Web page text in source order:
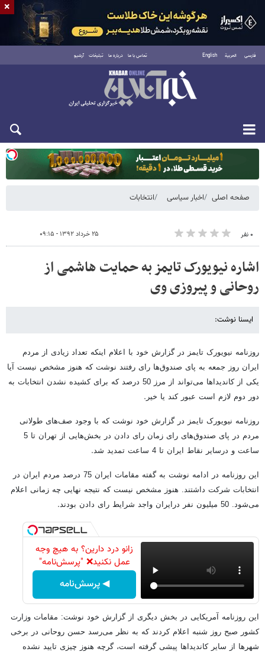
فارسی العربية English تماس با ما درباره ما تبلیغات آرشیو
یکشنبه ۱۸ مرداد ۱۴۰۵
صفحه اصلی اخبار سیاسی انتخابات
۰ نفر ۲۵ خرداد ۱۳۹۲ - ۰۹:۱۵
اشاره نیویورک تایمز به حمایت هاشمی از
روحانی و پیروزی وی
ایسنا نوشت:
روزنامه نیویورک تایمز در گزارش خود با اعلام اینکه تعداد زیادی از مردم
ایران روز جمعه به پای صندوق‌ها رای رفتند نوشت که هنوز مشخص نیست آیا
یکی از کاندیدا‌ها می‌تواند از مرز 50 درصد که برای کشیده نشدن انتخابات به
دور دوم لازم است عبور کند یا خیر .
روزنامه نیویورک تایمز در گزارش خود نوشت که با وجود صف‌های طولانی
مردم در پای صندوق‌های رای زمان رای دادن در بخش‌هایی از تهران تا 5
ساعت و درسایر نقاط ایران تا 4 ساعت تمدید شد
.
این روزنامه در ادامه نوشت به گفته مقامات ایران 75 درصد مردم ایران در
انتخابات شرکت داشتند. هنوز مشخص نیست که نتیجه نهایی چه زمانی اعلام
می‌شود. 50 میلیون نفر درایران واجد شرایط رای دادن بودند
.
زانو درد دارین؟ به هیچ وجه
عمل نکنید❌ "پرسش‌نامه"
◀ پرسش‌نامه
این روزنامه آمریکایی در بخش دیگری از گزارش خود نوشت: مقامات وزارت
کشور صبح روز شنبه اعلام کردند که به نظر می‌رسد حسن روحانی در برخی
شهرها از سایر کاندیدا‌ها پیشی گرفته است، گرچه هنوز چیزی تایید نشده
×